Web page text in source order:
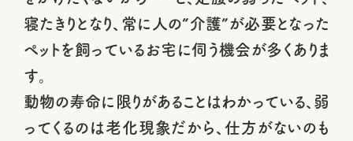
寝たきりとなり、常に人の”介護”が必要となった
ペットを飼っているお宅に伺う機会が多くありま
す。
動物の寿命に限りがあることはわかっている、弱
ってくるのは老化現象だから、仕方がないのも